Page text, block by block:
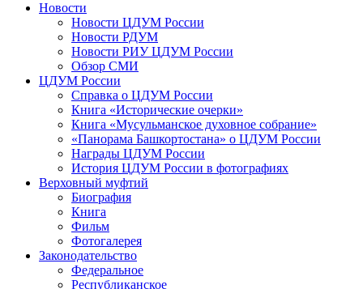
Новости
Новости ЦДУМ России
Новости РДУМ
Новости РИУ ЦДУМ России
Обзор СМИ
ЦДУМ России
Справка о ЦДУМ России
Книга «Исторические очерки»
Книга «Мусульманское духовное собрание»
«Панорама Башкортостана» о ЦДУМ России
Награды ЦДУМ России
История ЦДУМ России в фотографиях
Верховный муфтий
Биография
Книга
Фильм
Фотогалерея
Законодательство
Федеральное
Республиканское